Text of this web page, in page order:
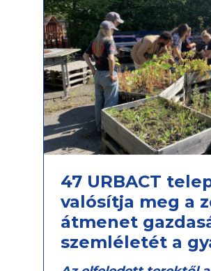
47 URBACT
valósítja meg a
átmenet
szemléletét a